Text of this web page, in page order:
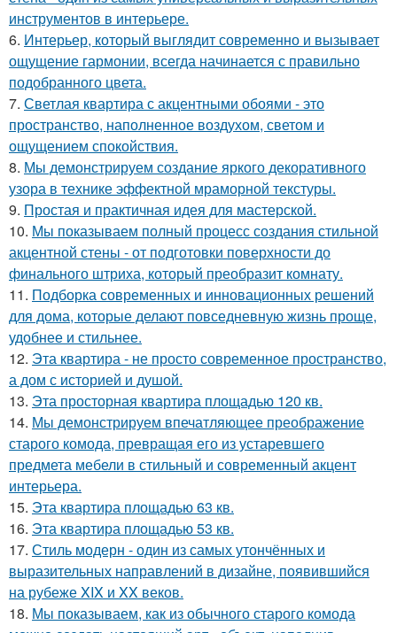
инструментов в интерьере.
6. Интерьер, который выглядит современно и вызывает
ощущение гармонии, всегда начинается с правильно
подобранного цвета.
7. Светлая квартира с акцентными обоями - это
пространство, наполненное воздухом, светом и
ощущением спокойствия.
8. Мы демонстрируем создание яркого декоративного
узора в технике эффектной мраморной текстуры.
9. Простая и практичная идея для мастерской.
10. Мы показываем полный процесс создания стильной
акцентной стены - от подготовки поверхности до
финального штриха, который преобразит комнату.
11. Подборка современных и инновационных решений
для дома, которые делают повседневную жизнь проще,
удобнее и стильнее.
12. Эта квартира - не просто современное пространство,
а дом с историей и душой.
13. Эта просторная квартира площадью 120 кв.
14. Мы демонстрируем впечатляющее преображение
старого комода, превращая его из устаревшего
предмета мебели в стильный и современный акцент
интерьера.
15. Эта квартира площадью 63 кв.
16. Эта квартира площадью 53 кв.
17. Стиль модерн - один из самых утончённых и
выразительных направлений в дизайне, появившийся
на рубеже XIX и XX веков.
18. Мы показываем, как из обычного старого комода